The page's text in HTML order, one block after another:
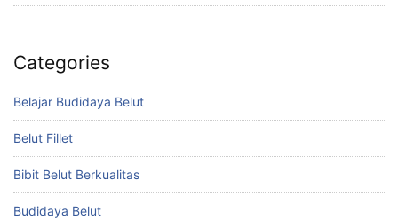
Categories
Belajar Budidaya Belut
Belut Fillet
Bibit Belut Berkualitas
Budidaya Belut